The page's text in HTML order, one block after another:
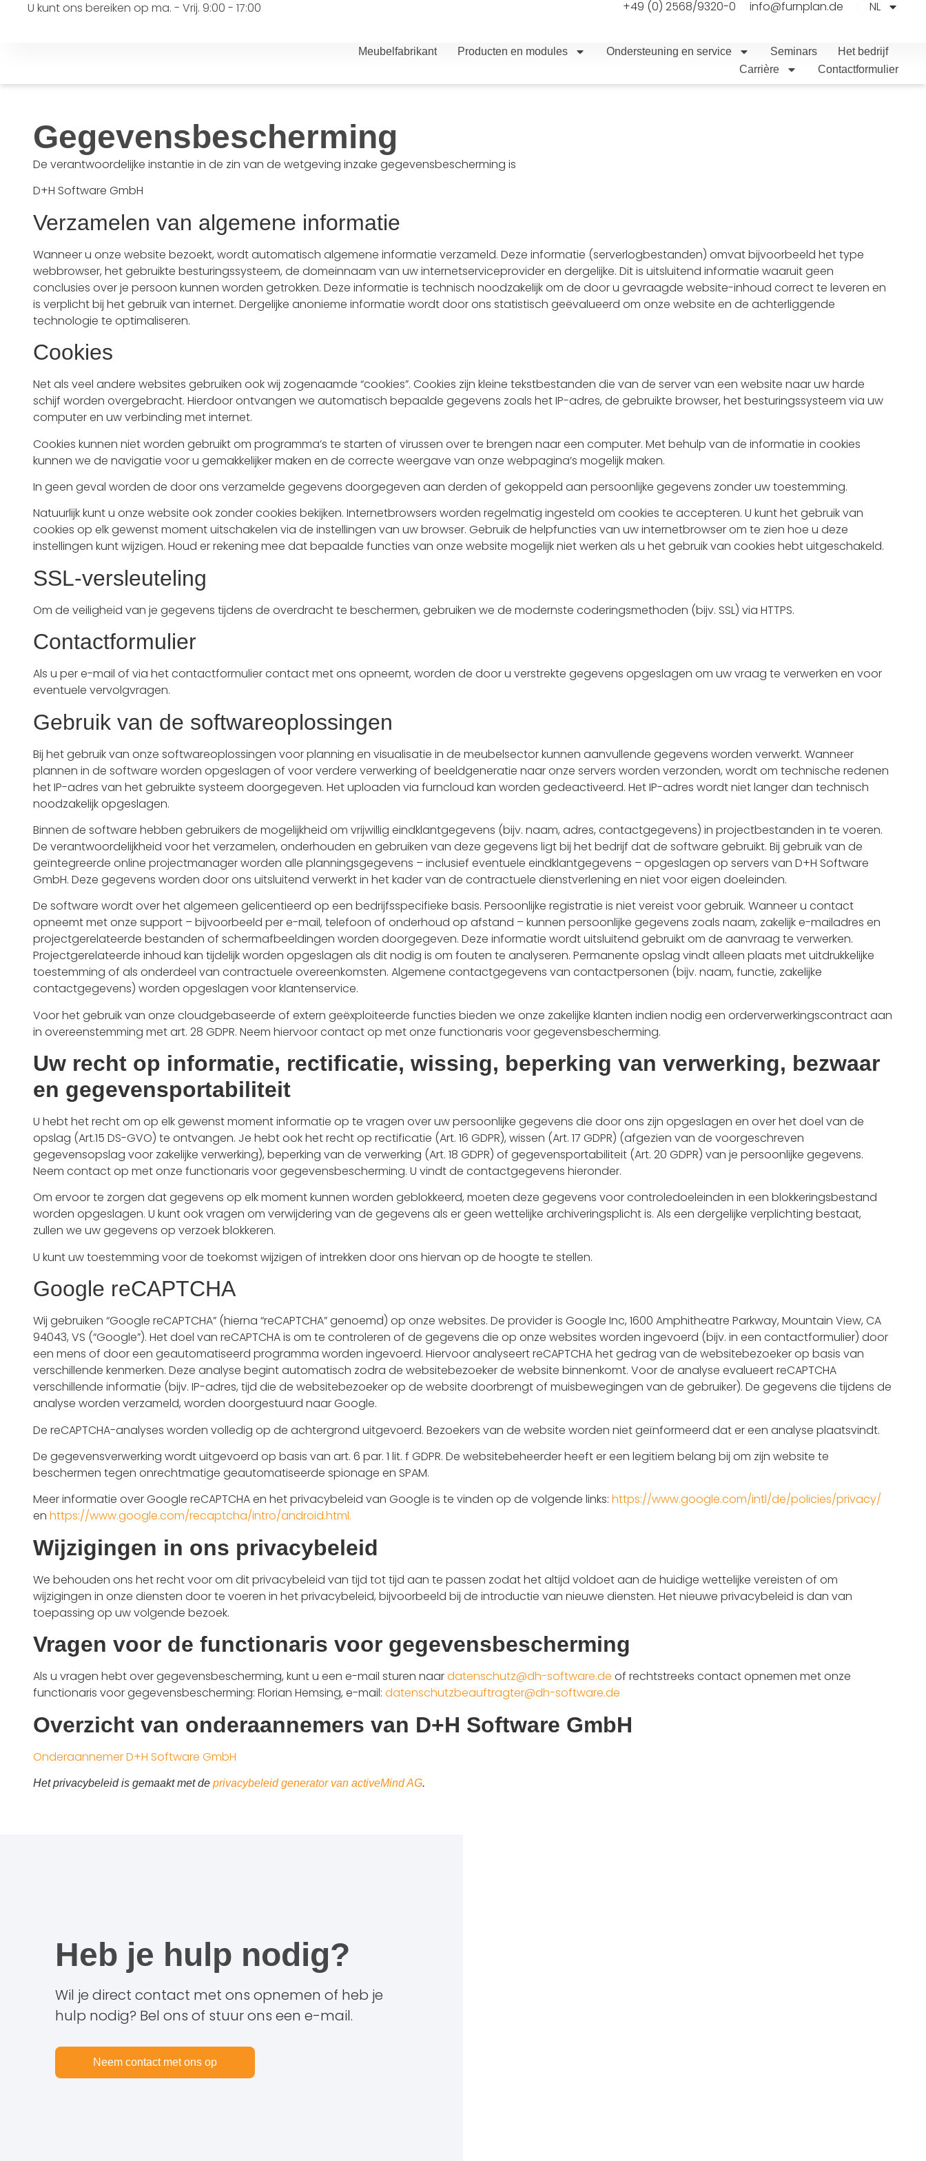
U kunt ons bereiken op ma. - Vrij. 9:00 - 17:00 +49 (0) 2568/9320-0 info@furnplan.de NL
Meubelfabrikant Producten en modules Ondersteuning en service Seminars
Het bedrijf
Carrière
Contactformulier
Gegevensbescherming
De verantwoordelijke instantie in de zin van de wetgeving inzake gegevensbescherming is
D+H Software GmbH
Verzamelen van algemene informatie
Wanneer u onze website bezoekt, wordt automatisch algemene informatie verzameld. Deze informatie (serverlogbestanden) omvat bijvoorbeeld het type
webbrowser, het gebruikte besturingssysteem, de domeinnaam van uw internetserviceprovider en dergelijke. Dit is uitsluitend informatie waaruit geen
conclusies over je persoon kunnen worden getrokken. Deze informatie is technisch noodzakelijk om de door u gevraagde website-inhoud correct te leveren en
is verplicht bij het gebruik van internet. Dergelijke anonieme informatie wordt door ons statistisch geëvalueerd om onze website en de achterliggende
technologie te optimaliseren.
Cookies
Net als veel andere websites gebruiken ook wij zogenaamde “cookies”. Cookies zijn kleine tekstbestanden die van de server van een website naar uw harde
schijf worden overgebracht. Hierdoor ontvangen we automatisch bepaalde gegevens zoals het IP-adres, de gebruikte browser, het besturingssysteem via uw
computer en uw verbinding met internet.
Cookies kunnen niet worden gebruikt om programma’s te starten of virussen over te brengen naar een computer. Met behulp van de informatie in cookies
kunnen we de navigatie voor u gemakkelijker maken en de correcte weergave van onze webpagina’s mogelijk maken.
In geen geval worden de door ons verzamelde gegevens doorgegeven aan derden of gekoppeld aan persoonlijke gegevens zonder uw toestemming.
Natuurlijk kunt u onze website ook zonder cookies bekijken. Internetbrowsers worden regelmatig ingesteld om cookies te accepteren. U kunt het gebruik van
cookies op elk gewenst moment uitschakelen via de instellingen van uw browser. Gebruik de helpfuncties van uw internetbrowser om te zien hoe u deze
instellingen kunt wijzigen. Houd er rekening mee dat bepaalde functies van onze website mogelijk niet werken als u het gebruik van cookies hebt uitgeschakeld.
SSL-versleuteling
Om de veiligheid van je gegevens tijdens de overdracht te beschermen, gebruiken we de modernste coderingsmethoden (bijv. SSL) via HTTPS.
Contactformulier
Als u per e-mail of via het contactformulier contact met ons opneemt, worden de door u verstrekte gegevens opgeslagen om uw vraag te verwerken en voor
eventuele vervolgvragen.
Gebruik van de softwareoplossingen
Bij het gebruik van onze softwareoplossingen voor planning en visualisatie in de meubelsector kunnen aanvullende gegevens worden verwerkt. Wanneer
plannen in de software worden opgeslagen of voor verdere verwerking of beeldgeneratie naar onze servers worden verzonden, wordt om technische redenen
het IP-adres van het gebruikte systeem doorgegeven. Het uploaden via furncloud kan worden gedeactiveerd. Het IP-adres wordt niet langer dan technisch
noodzakelijk opgeslagen.
Binnen de software hebben gebruikers de mogelijkheid om vrijwillig eindklantgegevens (bijv. naam, adres, contactgegevens) in projectbestanden in te voeren.
De verantwoordelijkheid voor het verzamelen, onderhouden en gebruiken van deze gegevens ligt bij het bedrijf dat de software gebruikt. Bij gebruik van de
geïntegreerde online projectmanager worden alle planningsgegevens – inclusief eventuele eindklantgegevens – opgeslagen op servers van D+H Software
GmbH. Deze gegevens worden door ons uitsluitend verwerkt in het kader van de contractuele dienstverlening en niet voor eigen doeleinden.
De software wordt over het algemeen gelicentieerd op een bedrijfsspecifieke basis. Persoonlijke registratie is niet vereist voor gebruik. Wanneer u contact
opneemt met onze support – bijvoorbeeld per e-mail, telefoon of onderhoud op afstand – kunnen persoonlijke gegevens zoals naam, zakelijk e-mailadres en
projectgerelateerde bestanden of schermafbeeldingen worden doorgegeven. Deze informatie wordt uitsluitend gebruikt om de aanvraag te verwerken.
Projectgerelateerde inhoud kan tijdelijk worden opgeslagen als dit nodig is om fouten te analyseren. Permanente opslag vindt alleen plaats met uitdrukkelijke
toestemming of als onderdeel van contractuele overeenkomsten. Algemene contactgegevens van contactpersonen (bijv. naam, functie, zakelijke
contactgegevens) worden opgeslagen voor klantenservice.
Voor het gebruik van onze cloudgebaseerde of extern geëxploiteerde functies bieden we onze zakelijke klanten indien nodig een orderverwerkingscontract aan
in overeenstemming met art. 28 GDPR. Neem hiervoor contact op met onze functionaris voor gegevensbescherming.
Uw recht op informatie, rectificatie, wissing, beperking van verwerking, bezwaar
en gegevensportabiliteit
U hebt het recht om op elk gewenst moment informatie op te vragen over uw persoonlijke gegevens die door ons zijn opgeslagen en over het doel van de
opslag (Art.15 DS-GVO) te ontvangen. Je hebt ook het recht op rectificatie (Art. 16 GDPR), wissen (Art. 17 GDPR) (afgezien van de voorgeschreven
gegevensopslag voor zakelijke verwerking), beperking van de verwerking (Art. 18 GDPR) of gegevensportabiliteit (Art. 20 GDPR) van je persoonlijke gegevens.
Neem contact op met onze functionaris voor gegevensbescherming. U vindt de contactgegevens hieronder.
Om ervoor te zorgen dat gegevens op elk moment kunnen worden geblokkeerd, moeten deze gegevens voor controledoeleinden in een blokkeringsbestand
worden opgeslagen. U kunt ook vragen om verwijdering van de gegevens als er geen wettelijke archiveringsplicht is. Als een dergelijke verplichting bestaat,
zullen we uw gegevens op verzoek blokkeren.
U kunt uw toestemming voor de toekomst wijzigen of intrekken door ons hiervan op de hoogte te stellen.
Google reCAPTCHA
Wij gebruiken “Google reCAPTCHA” (hierna “reCAPTCHA” genoemd) op onze websites. De provider is Google Inc, 1600 Amphitheatre Parkway, Mountain View, CA
94043, VS (“Google”). Het doel van reCAPTCHA is om te controleren of de gegevens die op onze websites worden ingevoerd (bijv. in een contactformulier) door
een mens of door een geautomatiseerd programma worden ingevoerd. Hiervoor analyseert reCAPTCHA het gedrag van de websitebezoeker op basis van
verschillende kenmerken. Deze analyse begint automatisch zodra de websitebezoeker de website binnenkomt. Voor de analyse evalueert reCAPTCHA
verschillende informatie (bijv. IP-adres, tijd die de websitebezoeker op de website doorbrengt of muisbewegingen van de gebruiker). De gegevens die tijdens de
analyse worden verzameld, worden doorgestuurd naar Google.
De reCAPTCHA-analyses worden volledig op de achtergrond uitgevoerd. Bezoekers van de website worden niet geïnformeerd dat er een analyse plaatsvindt.
De gegevensverwerking wordt uitgevoerd op basis van art. 6 par. 1 lit. f GDPR. De websitebeheerder heeft er een legitiem belang bij om zijn website te
beschermen tegen onrechtmatige geautomatiseerde spionage en SPAM.
Meer informatie over Google reCAPTCHA en het privacybeleid van Google is te vinden op de volgende links: https://www.google.com/intl/de/policies/privacy/
en https://www.google.com/recaptcha/intro/android.html.
Wijzigingen in ons privacybeleid
We behouden ons het recht voor om dit privacybeleid van tijd tot tijd aan te passen zodat het altijd voldoet aan de huidige wettelijke vereisten of om
wijzigingen in onze diensten door te voeren in het privacybeleid, bijvoorbeeld bij de introductie van nieuwe diensten. Het nieuwe privacybeleid is dan van
toepassing op uw volgende bezoek.
Vragen voor de functionaris voor gegevensbescherming
Als u vragen hebt over gegevensbescherming, kunt u een e-mail sturen naardatenschutz@dh-software.de of rechtstreeks contact opnemen met onze
functionaris voor gegevensbescherming: Florian Hemsing, e-mail: datenschutzbeauftragter@dh-software.de
Overzicht van onderaannemers van D+H Software GmbH
Onderaannemer D+H Software GmbH
Het privacybeleid is gemaakt met de privacybeleid generator van activeMind AG.
Heb je hulp nodig?
Wil je direct contact met ons opnemen of heb je
hulp nodig? Bel ons of stuur ons een e-mail.
Neem contact met ons op